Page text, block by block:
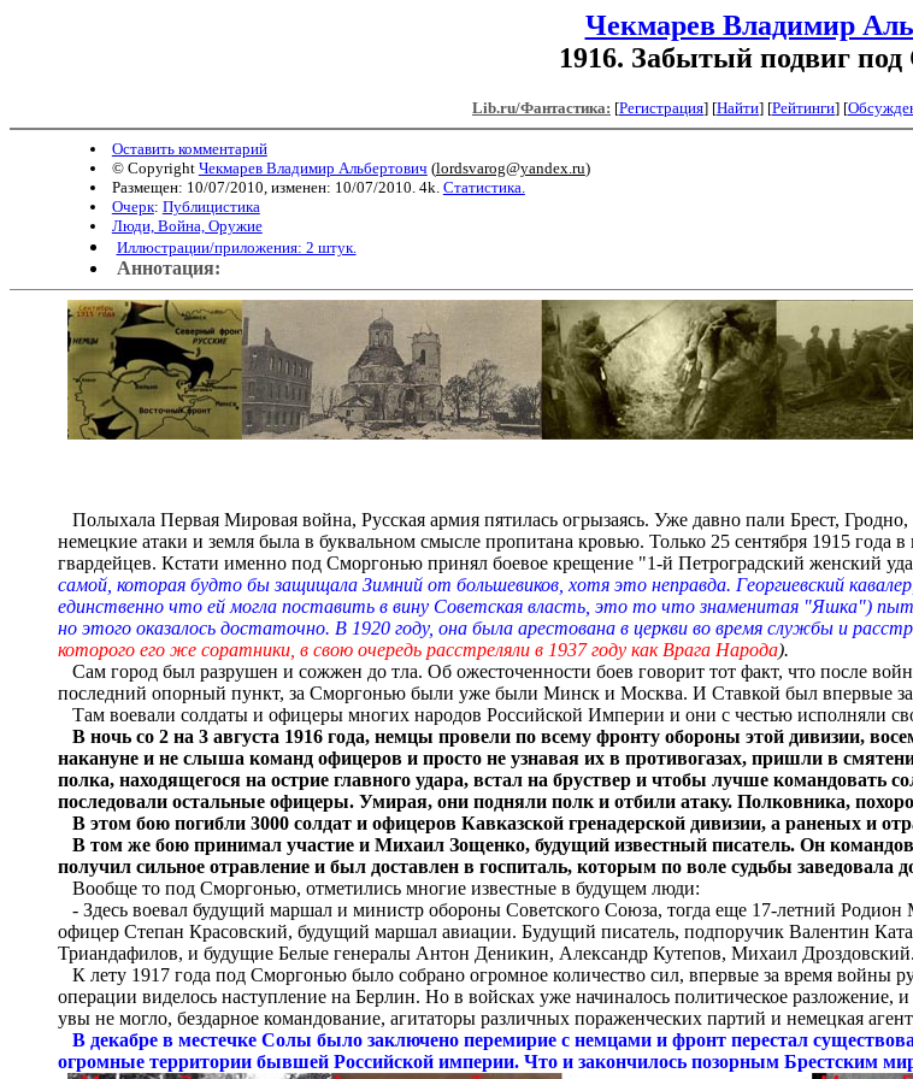
Чекмарев Владимир
1916. Забытый подвиг
Lib.ru/Фантастика: [Регистрация] [Найти] [Рейтинги] [
Оставить комментарий
© Copyright Чекмарев Владимир Альбертович (lordsvarog@yandex.ru)
Размещен: 10/07/2010, изменен: 10/07/2010. 4k. Статистика.
Очерк: Публицистика
Люди, Война, Оружие
Иллюстрации/приложения: 2 штук.
Аннотация:
Полыхала Первая Мировая война, Русская армия пятилась огрызаясь. Уже давно пали Брест,
немецкие атаки и земля была в буквальном смысле пропитана кровью. Только 25 сентября 1915
гвардейцев. Кстати именно под Сморгонью принял боевое крещение "1-й Петроградский женский
самой, которая будто бы защищала Зимний от большевиков, хотя это неправда. Георгиевский
единственно что ей могла поставить в вину Советская власть, это то что знаменитая "Яшка")
но этого оказалось достаточно. В 1920 году, она была арестована в церкви во время службы и
которого его же соратники, в свою очередь расстреляли в 1937 году как Врага Народа).
Сам город был разрушен и сожжен до тла. Об ожесточенности боев говорит тот факт, что после
последний опорный пункт, за Сморгонью были уже были Минск и Москва. И Ставкой был впервые
Там воевали солдаты и офицеры многих народов Российской Империи и они с честью исполняли
В ночь со 2 на 3 августа 1916 года, немцы провели по всему фронту обороны этой дивизии,
накануне и не слыша команд офицеров и просто не узнавая их в противогазах, пришли в
полка, находящегося на острие главного удара, встал на бруствер и чтобы лучше командовать
последовали остальные офицеры. Умирая, они подняли полк и отбили атаку. Полковника,
В этом бою погибли 3000 солдат и офицеров Кавказской гренадерской дивизии, а раненых и
В том же бою принимал участие и Михаил Зощенко, будущий известный писатель. Он
получил сильное отравление и был доставлен в госпиталь, которым по воле судьбы заведовала
Вообще то под Сморгонью, отметились многие известные в будущем люди:
- Здесь воевал будущий маршал и министр обороны Советского Союза, тогда еще 17-летний
офицер Степан Красовский, будущий маршал авиации. Будущий писатель, подпоручик Валентин
Триандафилов, и будущие Белые генералы Антон Деникин, Александр Кутепов, Михаил Дроздовский.
К лету 1917 года под Сморгонью было собрано огромное количество сил, впервые за время войны
операции виделось наступление на Берлин. Но в войсках уже начиналось политическое
увы не могло, бездарное командование, агитаторы различных пораженческих партий и немецкая
В декабре в местечке Солы было заключено перемирие с немцами и фронт перестал
огромные территории бывшей Российской империи. Что и закончилось позорным Брестским